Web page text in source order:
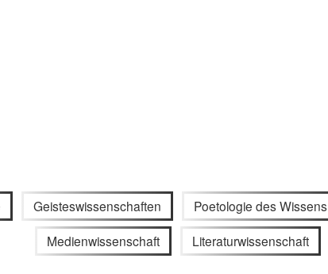
Geisteswissenschaften Poetologie des Wissens
Medienwissenschaft Literaturwissenschaft